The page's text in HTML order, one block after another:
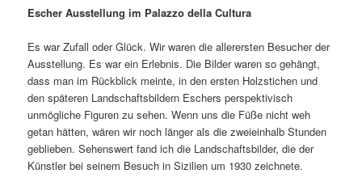
Escher Ausstellung im Palazzo della Cultura
Es war Zufall oder Glück. Wir waren die allerersten Besucher der
Ausstellung. Es war ein Erlebnis. Die Bilder waren so gehängt,
dass man im Rückblick meinte, in den ersten Holzstichen und
den späteren Landschaftsbildern Eschers perspektivisch
unmögliche Figuren zu sehen. Wenn uns die Füße nicht weh
getan hätten, wären wir noch länger als die zweieinhalb Stunden
geblieben. Sehenswert fand ich die Landschaftsbilder, die der
Künstler bei seinem Besuch in Sizilien um 1930 zeichnete.